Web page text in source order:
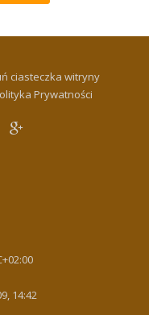
ciasteczka witryny
Prywatności
14:42